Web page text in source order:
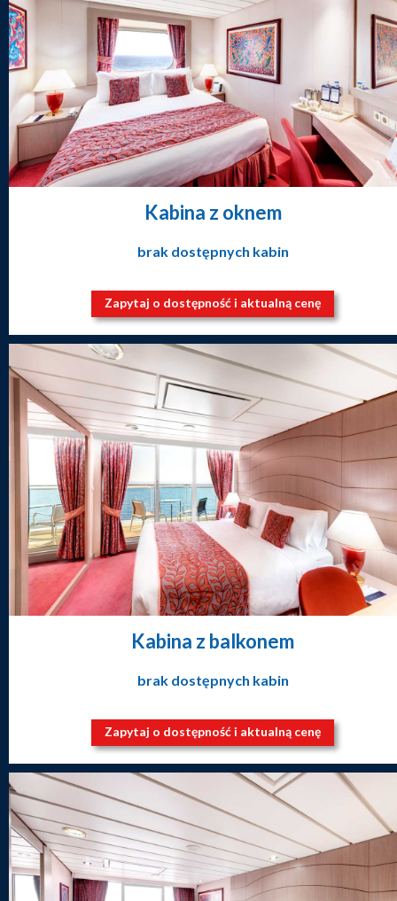
Kabina z oknem
brak dostępnych kabin
Zapytaj o dostępność i aktualną cenę
Kabina z balkonem
brak dostępnych kabin
Zapytaj o dostępność i aktualną cenę